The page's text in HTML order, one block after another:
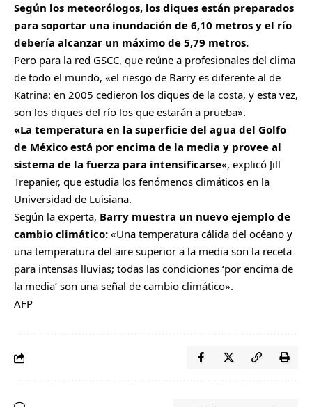
Según los meteorólogos, los diques están preparados
para soportar una inundación de 6,10 metros y el río
debería alcanzar un máximo de 5,79 metros.
Pero para la red GSCC, que reúne a profesionales del clima
de todo el mundo, «el riesgo de Barry es diferente al de
Katrina: en 2005 cedieron los diques de la costa, y esta vez,
son los diques del río los que estarán a prueba».
«La temperatura en la superficie del agua del Golfo
de México está por encima de la media y provee al
sistema de la fuerza para intensificarse«, explicó Jill
Trepanier, que estudia los fenómenos climáticos en la
Universidad de Luisiana.
Según la experta, Barry muestra un nuevo ejemplo de
cambio climático: «Una temperatura cálida del océano y
una temperatura del aire superior a la media son la receta
para intensas lluvias; todas las condiciones ‘por encima de
la media’ son una señal de cambio climático».
AFP